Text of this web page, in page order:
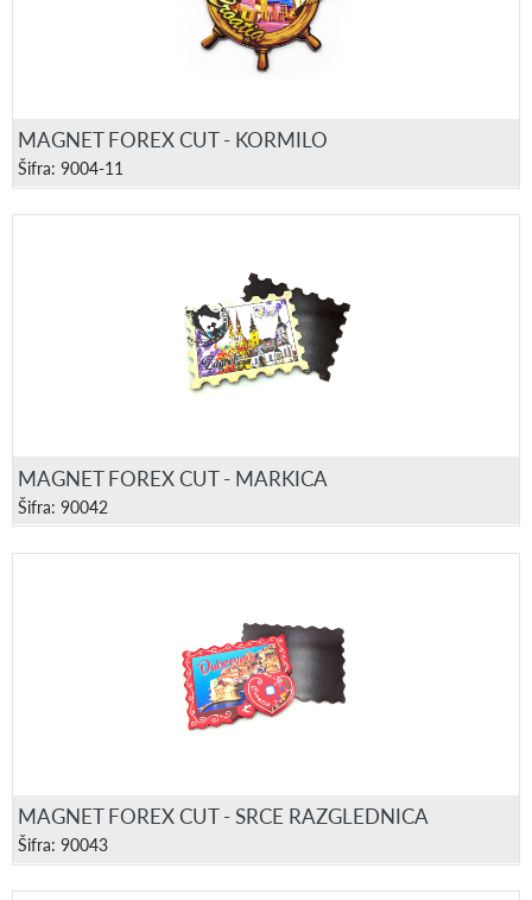
MAGNET FOREX CUT - KORMILO
Šifra: 9004-11
MAGNET FOREX CUT - MARKICA
Šifra: 90042
MAGNET FOREX CUT - SRCE RAZGLEDNICA
Šifra: 90043